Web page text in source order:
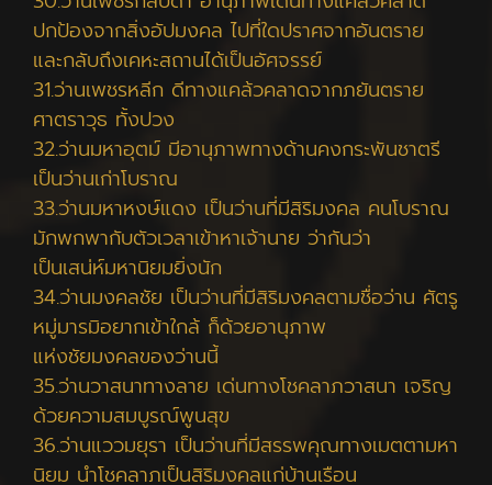
ปกป้องจากสิ่งอัปมงคล ไปที่ใดปราศจากอันตราย
และกลับถึงเคหะสถานได้เป็นอัศจรรย์
31.ว่านเพชรหลีก ดีทางแคล้วคลาดจากภยันตราย
ศาตราวุธ ทั้งปวง
32.ว่านมหาอุตม์ มีอานุภาพทางด้านคงกระพันชาตรี
เป็นว่านเก่าโบราณ
33.ว่านมหาหงษ์แดง เป็นว่านที่มีสิริมงคล คนโบราณ
มักพกพากับตัวเวลาเข้าหาเจ้านาย ว่ากันว่า
เป็นเสน่ห์มหานิยมยิ่งนัก
34.ว่านมงคลชัย เป็นว่านที่มีสิริมงคลตามชื่อว่าน ศัตรู
หมู่มารมิอยากเข้าใกล้ ก็ด้วยอานุภาพ
แห่งชัยมงคลของว่านนี้
35.ว่านวาสนาทางลาย เด่นทางโชคลาภวาสนา เจริญ
ด้วยความสมบูรณ์พูนสุข
36.ว่านแววมยุรา เป็นว่านที่มีสรรพคุณทางเมตตามหา
นิยม นำโชคลาภเป็นสิริมงคลแก่บ้านเรือน